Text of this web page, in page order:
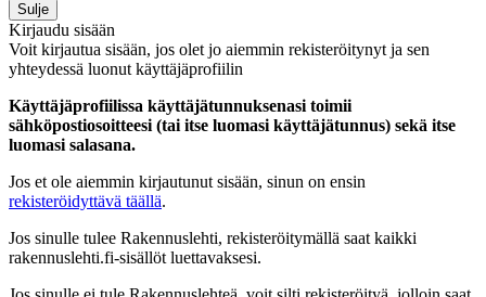
Sulje
Kirjaudu sisään
Voit kirjautua sisään, jos olet jo aiemmin rekisteröitynyt ja sen
yhteydessä luonut käyttäjäprofiilin
Käyttäjäprofiilissa käyttäjätunnuksenasi toimii
sähköpostiosoitteesi (tai itse luomasi käyttäjätunnus) sekä itse
luomasi salasana.
Jos et ole aiemmin kirjautunut sisään, sinun on ensin
rekisteröidyttävä täällä.
Jos sinulle tulee Rakennuslehti, rekisteröitymällä saat kaikki
rakennuslehti.fi-sisällöt luettavaksesi.